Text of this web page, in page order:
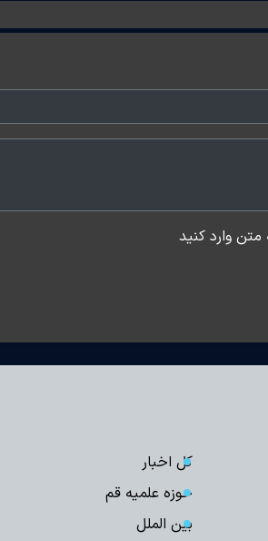
وارد کنید
کل اخبار
حوزه علمیه قم
بین الملل